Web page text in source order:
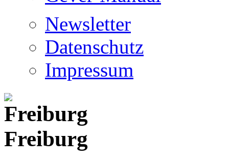
Newsletter
Datenschutz
Impressum
Freiburg